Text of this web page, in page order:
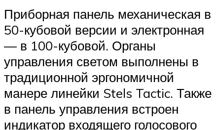
Приборная панель механическая в
50-кубовой версии и электронная
— в 100-кубовой. Органы
управления светом выполнены в
традиционной эргономичной
манере линейки Stels Tactic. Также
в панель управления встроен
индикатор входящего голосового